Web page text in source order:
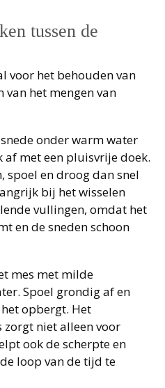
tussen de
voor het behouden van
van het mengen van
onder warm water
met een pluisvrije doek.
spoel en droog dan snel
bij het wisselen
vullingen, omdat het
en de sneden schoon
mes met milde
Spoel grondig af en
opbergt. Het
zorgt niet alleen voor
ook de scherpte en
loop van de tijd te